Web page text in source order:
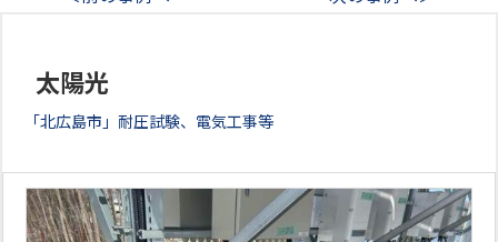
太陽光
「北広島市」耐圧試験、電気工事等